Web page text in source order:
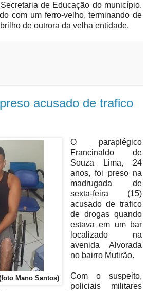
de Educação do município.
com um ferro-velho, terminando de
de outrora da velha entidade.
acusado de trafico
Mano Santos)
O paraplégico
Francinaldo de
Souza Lima, 24
anos, foi preso na
madrugada de
sexta-feira (15)
acusado de trafico
de drogas quando
estava em um bar
localizado na
avenida Alvorada
no bairro Mutirão.
Com o suspeito,
policiais militares